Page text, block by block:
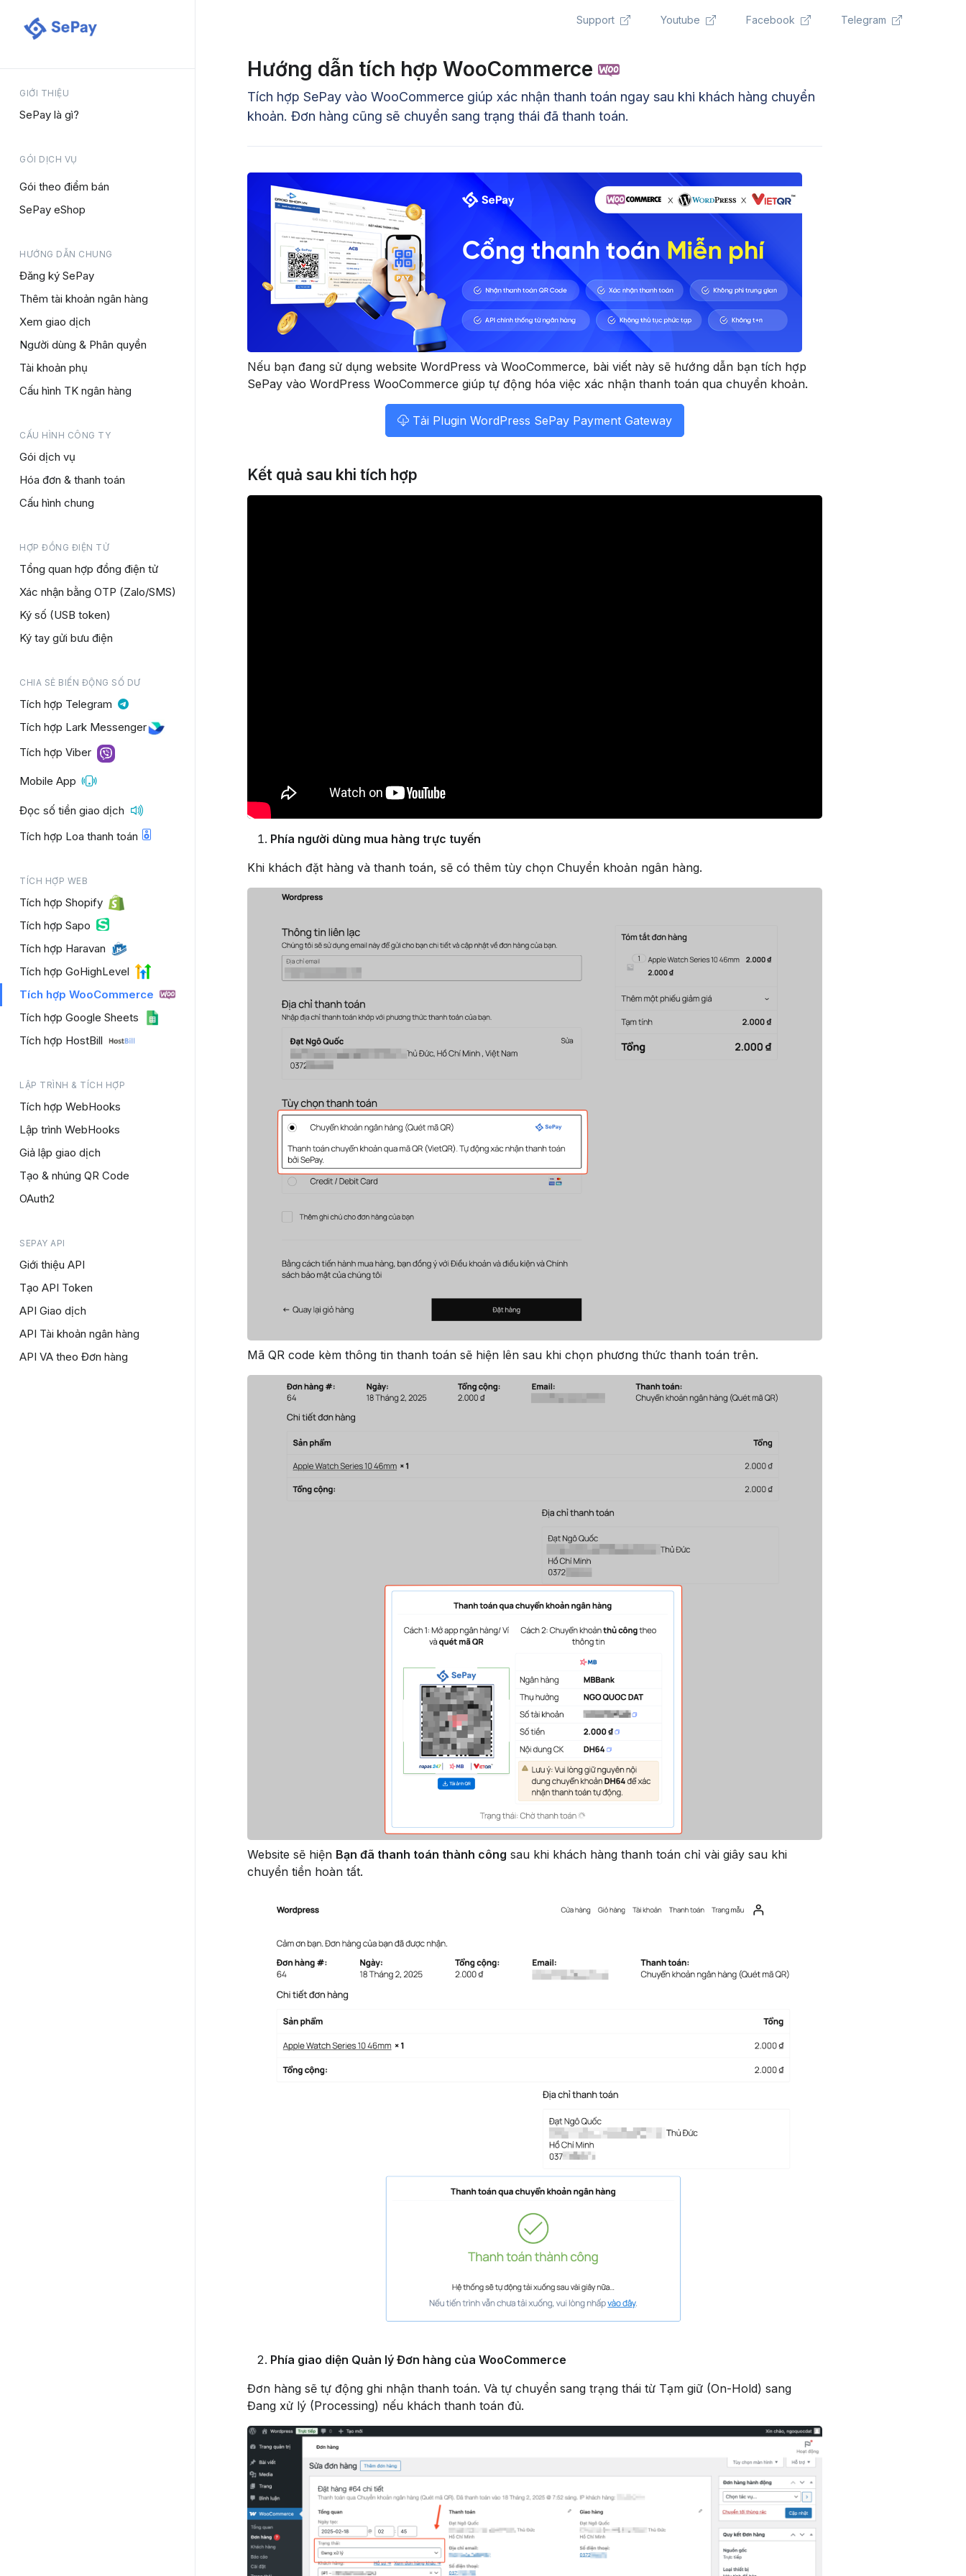
Support Youtube Facebook Telegram
Nav menu
GIỚI THIỆU
SePay là gì?
GÓI DỊCH VỤ
Gói theo điểm bán
SePay eShop
HƯỚNG DẪN CHUNG
Đăng ký SePay
Thêm tài khoản ngân hàng
Xem giao dịch
Người dùng & Phân quyền
Tài khoản phụ
Cấu hình TK ngân hàng
CẤU HÌNH CÔNG TY
Gói dịch vụ
Hóa đơn & thanh toán
Cấu hình chung
HỢP ĐỒNG ĐIỆN TỬ
Tổng quan hợp đồng điện tử
Xác nhận bằng OTP (Zalo/SMS)
Ký số (USB token)
Ký tay gửi bưu điện
CHIA SẺ BIẾN ĐỘNG SỐ DƯ
Tích hợp Telegram
Tích hợp Lark Messenger
Tích hợp Viber
Mobile App
Đọc số tiền giao dịch
Tích hợp Loa thanh toán
TÍCH HỢP WEB
Tích hợp Shopify
Tích hợp Sapo
Tích hợp Haravan
Tích hợp GoHighLevel
Tích hợp WooCommerce
Tích hợp Google Sheets
Tích hợp HostBill
LẬP TRÌNH & TÍCH HỢP
Tích hợp WebHooks
Lập trình WebHooks
Giả lập giao dịch
Tạo & nhúng QR Code
OAuth2
SEPAY API
Giới thiệu API
Tạo API Token
API Giao dịch
API Tài khoản ngân hàng
API VA theo Đơn hàng
Hướng dẫn tích hợp WooCommerce
Tích hợp SePay vào WooCommerce giúp xác nhận thanh toán ngay sau khi khách hàng chuyển
khoản. Đơn hàng cũng sẽ chuyển sang trạng thái đã thanh toán.
Nếu bạn đang sử dụng website WordPress và WooCommerce, bài viết này sẽ hướng dẫn bạn tích hợp
SePay vào WordPress WooCommerce giúp tự động hóa việc xác nhận thanh toán qua chuyển khoản.
Tải Plugin WordPress SePay Payment Gateway
Kết quả sau khi tích hợp
Phía người dùng mua hàng trực tuyến
Khi khách đặt hàng và thanh toán, sẽ có thêm tùy chọn Chuyển khoản ngân hàng.
Mã QR code kèm thông tin thanh toán sẽ hiện lên sau khi chọn phương thức thanh toán trên.
Website sẽ hiện Bạn đã thanh toán thành công sau khi khách hàng thanh toán chỉ vài giây sau khi
chuyển tiền hoàn tất.
Phía giao diện Quản lý Đơn hàng của WooCommerce
Đơn hàng sẽ tự động ghi nhận thanh toán. Và tự chuyển sang trạng thái từ Tạm giữ (On-Hold) sang
Đang xử lý (Processing) nếu khách thanh toán đủ.